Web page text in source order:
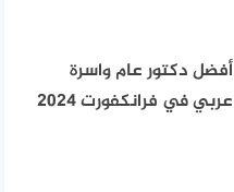
أفضل دكتور عام واسرة
عربي في فرانكفورت 2024